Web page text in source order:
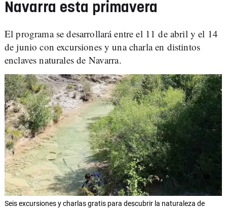
Navarra esta primavera
El programa se desarrollará entre el 11 de abril y el 14
de junio con excursiones y una charla en distintos
enclaves naturales de Navarra.
Seis excursiones y charlas gratis para descubrir la naturaleza de